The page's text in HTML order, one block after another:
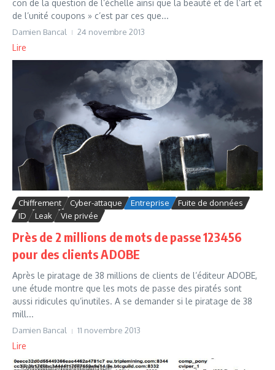
con de la question de l’échelle ainsi que la beauté et de l’art et
de l’unité coupons » c’est par ces que...
Damien Bancal 24 novembre 2013
Lire
Chiffrement Cyber-attaque Entreprise
Fuite de données
ID
Leak Vie privée
Près de 2 millions de mots de passe 123456
pour des clients ADOBE
Après le piratage de 38 millions de clients de l’éditeur ADOBE,
une étude montre que les mots de passe des piratés sont
aussi ridicules qu’inutiles. A se demander si le piratage de 38
mill...
Damien Bancal 11 novembre 2013
Lire